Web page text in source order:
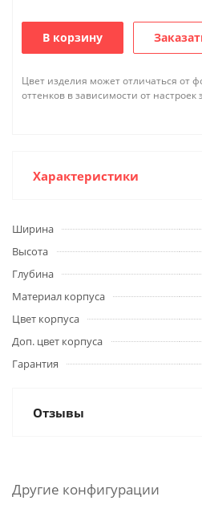
В корзину
Цвет изделия может отличаться от
оттенков в зависимости от настроек
Характеристики
Ширина
Высота
Глубина
Материал корпуса
Цвет корпуса
Доп. цвет корпуса
Гарантия
Отзывы
Другие конфигурации